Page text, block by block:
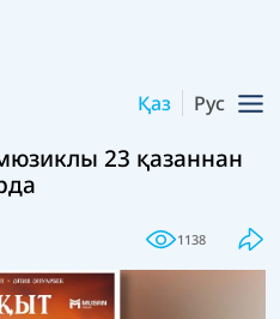
Қаз Рус
23 қазаннан
1138